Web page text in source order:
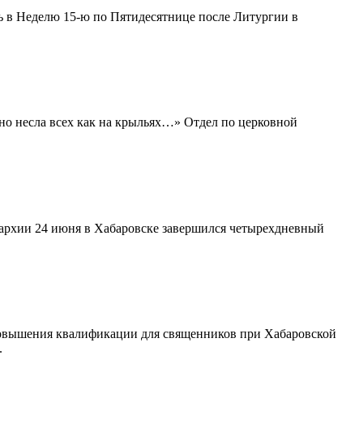
в Неделю 15-ю по Пятидесятнице после Литургии в
несла всех как на крыльях…» Отдел по церковной
24 июня в Хабаровске завершился четырехдневный
квалификации для священников при Хабаровской